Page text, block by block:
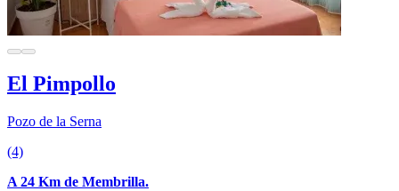
El Pimpollo
Pozo de la Serna
(4)
A 24 Km de Membrilla.